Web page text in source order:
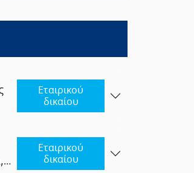
Εταιρικού
δικαίου
Εταιρικού
δικαίου